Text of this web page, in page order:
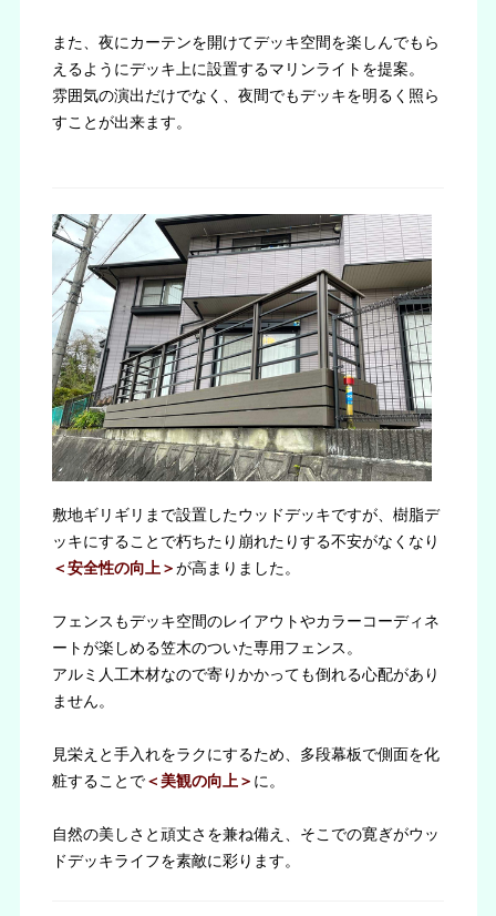
また、夜にカーテンを開けてデッキ空間を楽しんでもら
えるようにデッキ上に設置するマリンライトを提案。
雰囲気の演出だけでなく、夜間でもデッキを明るく照ら
すことが出来ます。
敷地ギリギリまで設置したウッドデッキですが、樹脂デ
ッキにすることで朽ちたり崩れたりする不安がなくなり
＜安全性の向上＞が高まりました。
フェンスもデッキ空間のレイアウトやカラーコーディネ
ートが楽しめる笠木のついた専用フェンス。
アルミ人工木材なので寄りかかっても倒れる心配があり
ません。
見栄えと手入れをラクにするため、多段幕板で側面を化
粧することで＜美観の向上＞ に。
自然の美しさと頑丈さを兼ね備え、そこでの寛ぎがウッ
ドデッキライフを素敵に彩ります。